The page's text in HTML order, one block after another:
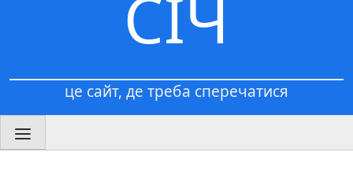
СІЧ
це сайт, де треба сперечатися